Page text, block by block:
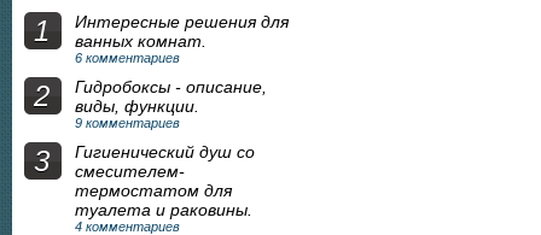
1
Интересные решения для
ванных комнат.
6 комментариев
2
Гидробоксы - описание,
виды, функции.
9 комментариев
3
Гигиенический душ со
смесителем-
термостатом для
туалета и раковины.
4 комментариев